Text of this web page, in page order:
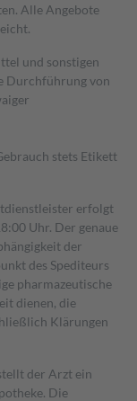
Alle Angebote
und sonstigen
Durchführung von
stets Etikett
erfolgt
Uhr. Der genaue
der
des Spediteurs
pharmazeutische
dienen, die
Klärungen
der Arzt ein
Die